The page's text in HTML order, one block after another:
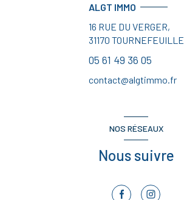
ALGT IMMO
16 RUE DU VERGER,
31170 TOURNEFEUILLE
05 61 49 36 05
contact@algtimmo.fr
NOS RÉSEAUX
Nous suivre